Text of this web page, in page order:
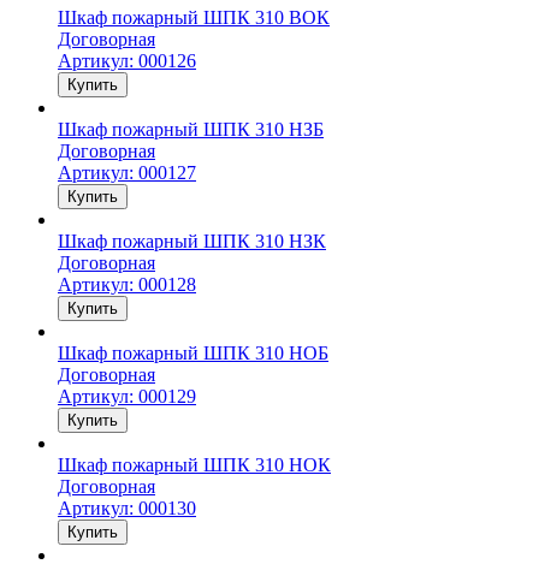
Шкаф пожарный ШПК 310 ВОК
Договорная
Артикул: 000126
Купить
Шкаф пожарный ШПК 310 НЗБ
Договорная
Артикул: 000127
Купить
Шкаф пожарный ШПК 310 НЗК
Договорная
Артикул: 000128
Купить
Шкаф пожарный ШПК 310 НОБ
Договорная
Артикул: 000129
Купить
Шкаф пожарный ШПК 310 НОК
Договорная
Артикул: 000130
Купить